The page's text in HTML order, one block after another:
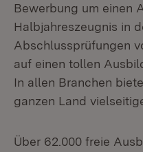
Bewerbung um einen
Halbjahreszeugnis in
Abschlussprüfungen
auf einen tollen
In allen Branchen
ganzen Land
Über 62.000 freie